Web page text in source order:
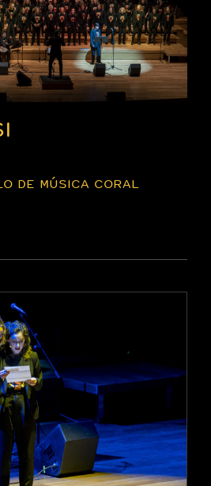
DE MÚSICA CORAL